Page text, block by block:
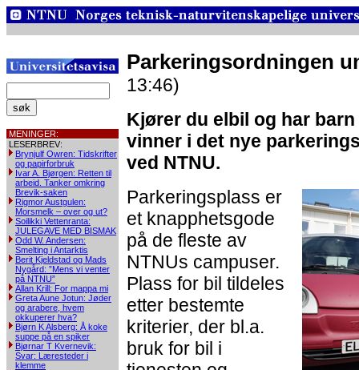
MENINGER:
LESERBREV:
Brynjulf Owren: Tidskrifter
og papirforbruk
Ivar A. Bjørgen: Retten til
arbeid. Tanker omkring
Brevik-saken
Rigmor Austgulen:
Morsmelk – over og ut?
Soilikki Vettenranta:
JULEGAVE MED BISMAK
Odd W. Andersen:
Smelting i Antarktis
Berit Kjeldstad og Mads
Nygård: ”Mens vi venter
på NTNU”
Allan Krill: For mappa mi
Greta Aune Jotun: Jøder
og arabere, hvem
okkuperer hva?
Bjørn K Alsberg: Å koke
suppe på en spiker
Bjørnar T Kvernevik:
Svar: Læresteder i
klemme
Parkeringsordningen
13:46)
Kjører du elbil og har
vinner i det nye
ved NTNU.
Parkeringsplass er
et knapphetsgode
på de fleste av
NTNUs campuser.
Plass for bil tildeles
etter bestemte
kriterier, der bl.a.
bruk for bil i